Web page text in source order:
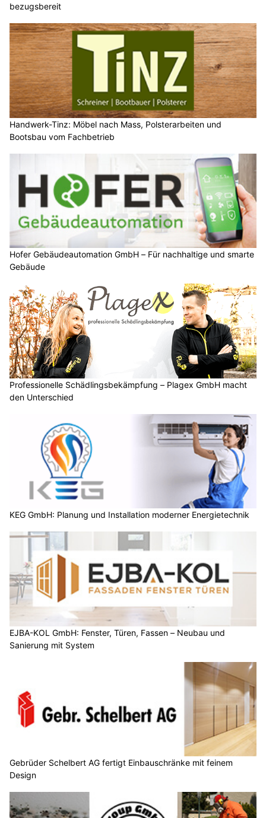
bezugsbereit
Handwerk-Tinz: Möbel nach Mass, Polsterarbeiten und
Bootsbau vom Fachbetrieb
Hofer Gebäudeautomation GmbH – Für nachhaltige und smarte
Gebäude
Professionelle Schädlingsbekämpfung – Plagex GmbH macht
den Unterschied
KEG GmbH: Planung und Installation moderner Energietechnik
EJBA-KOL GmbH: Fenster, Türen, Fassen – Neubau und
Sanierung mit System
Gebrüder Schelbert AG fertigt Einbauschränke mit feinem
Design